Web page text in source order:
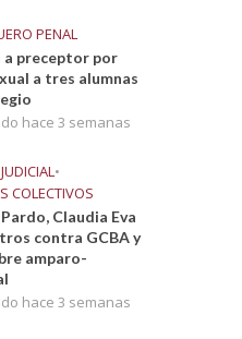
PENAL
a preceptor por
a tres alumnas
hace 3 semanas
•
COLECTIVOS
Claudia Eva
contra GCBA y
amparo-
hace 3 semanas